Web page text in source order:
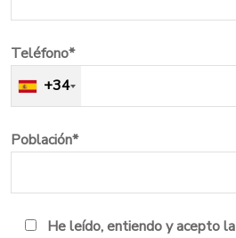
Teléfono*
+34
Población*
He leído, entiendo y acepto la